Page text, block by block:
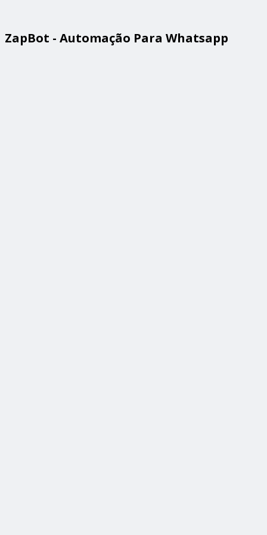
ZapBot - Automação Para Whatsapp